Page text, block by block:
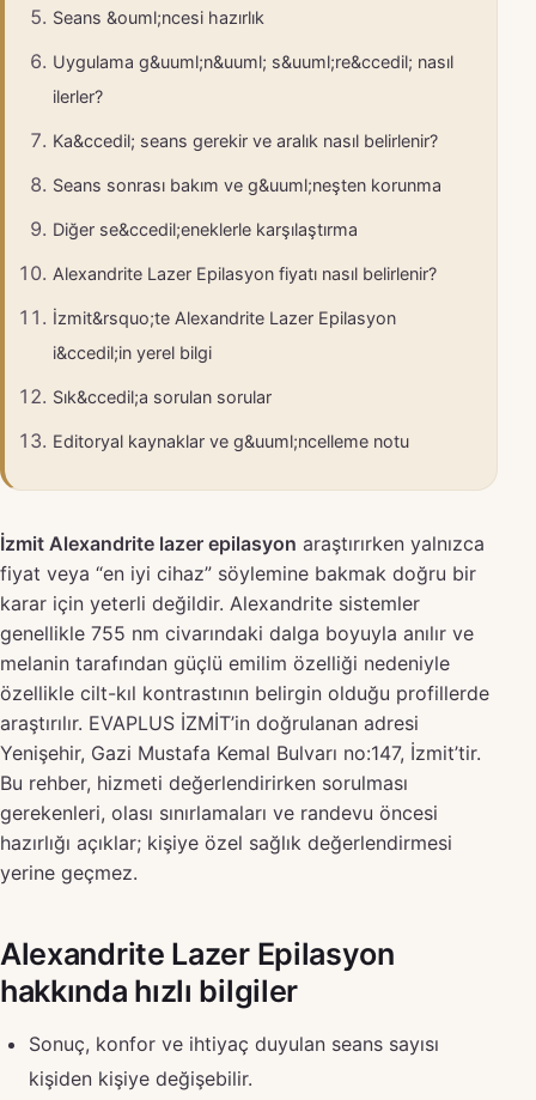
Seans &ouml;ncesi hazırlık
Uygulama g&uuml;n&uuml; s&uuml;re&ccedil; nasıl
ilerler?
Ka&ccedil; seans gerekir ve aralık nasıl belirlenir?
Seans sonrası bakım ve g&uuml;neşten korunma
Diğer se&ccedil;eneklerle karşılaştırma
Alexandrite Lazer Epilasyon fiyatı nasıl belirlenir?
İzmit&rsquo;te Alexandrite Lazer Epilasyon
i&ccedil;in yerel bilgi
Sık&ccedil;a sorulan sorular
Editoryal kaynaklar ve g&uuml;ncelleme notu
İzmit Alexandrite lazer epilasyon araştırırken yalnızca
fiyat veya “en iyi cihaz” söylemine bakmak doğru bir
karar için yeterli değildir. Alexandrite sistemler
genellikle 755 nm civarındaki dalga boyuyla anılır ve
melanin tarafından güçlü emilim özelliği nedeniyle
özellikle cilt-kıl kontrastının belirgin olduğu profillerde
araştırılır. EVAPLUS İZMİT’in doğrulanan adresi
Yenişehir, Gazi Mustafa Kemal Bulvarı no:147, İzmit’tir.
Bu rehber, hizmeti değerlendirirken sorulması
gerekenleri, olası sınırlamaları ve randevu öncesi
hazırlığı açıklar; kişiye özel sağlık değerlendirmesi
yerine geçmez.
Alexandrite Lazer Epilasyon
hakkında hızlı bilgiler
Sonuç, konfor ve ihtiyaç duyulan seans sayısı
kişiden kişiye değişebilir.